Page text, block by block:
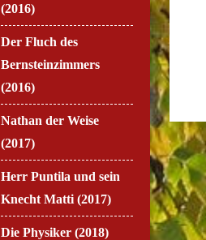
(2016)
Der Fluch des
Bernsteinzimmers
(2016)
Nathan der Weise
(2017)
Herr Puntila und sein
Knecht Matti (2017)
Die Physiker (2018)